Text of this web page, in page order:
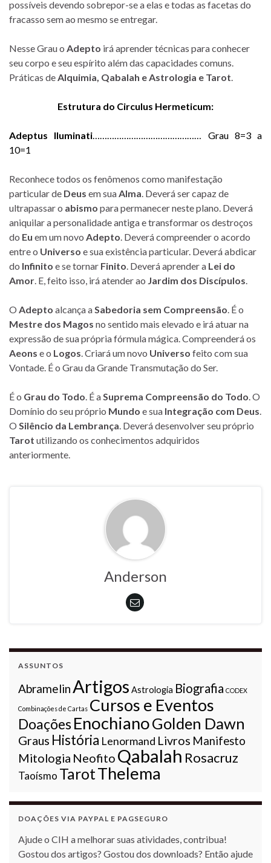
possíveis devendo sobrepor-se a elas e todas as facetas do
fracasso sem ao mesmo se entregar.
Nesse Grau o Adepto irá aprender técnicas para conhecer
seu corpo e seu espírito além das capacidades comuns.
Práticas deAlquimia, Qabalah e Astrologia e Tarot.
Estrutura do Circulus Hermeticum:
Adeptus Iluminati……………………………………… Grau 8=3 a
10=1
Reconhece todos os fenômenos como manifestação
particular de Deus em suaAlma. Deverá ser capaz de
ultrapassar o abismo para permanecer neste plano. Deverá
aniquilar a personalidade antiga e transformar os destroços
do Eu em um novo Adepto. Deverá compreender o acordo
entre o Universo e sua existência particular. Deverá abdicar
do Infinito e se tornar Finito. Deverá aprender a Lei do
Amor. E, feito isso, irá atender ao Jardim dos Discípulos.
O Adepto alcança aSabedoria sem Compreensão. É o
Mestre dos Magos no sentido mais elevado e irá atuar na
expressão de sua própria fórmula mágica. Compreenderá os
Aeons e o Logos. Criará um novo Universo feito com sua
Vontade. É o Grau da Grande Transmutação do Ser.
É o Grau do Todo. É aSuprema Compreensão do Todo. O
Domínio do seu próprio Mundo e sua Integração com Deus.
O Silêncio da Lembrança. Deverá desenvolver seu próprio
Tarot utilizando os conhecimentos adquiridos
anteriormente.
Anderson
ASSUNTOS
AbramelinArtigos Astrologia Biografia CODEX
Combinações de Cartas Cursos e Eventos
DoaçõesEnochianoGolden Dawn
Graus História Lenormand Livros Manifesto
Mitologia Neofito Qabalah Rosacruz
Taoísmo TarotThelema
DOAÇÕES VIA PAYPAL E PAGSEGURO
Ajude o CIH a melhorar suas atividades, contribua!
Gostou dos artigos? Gostou dos downloads? Então ajude